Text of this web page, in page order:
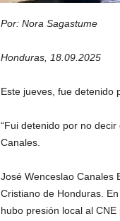
Por: Nora Sagastume
Honduras, 18.09.2025
Este jueves, fue detenido
“Fui detenido por no
Canales.
José Wenceslao Canales
Cristiano de Honduras.
hubo presión local al